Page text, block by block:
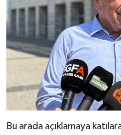
Bu arada açıklamaya